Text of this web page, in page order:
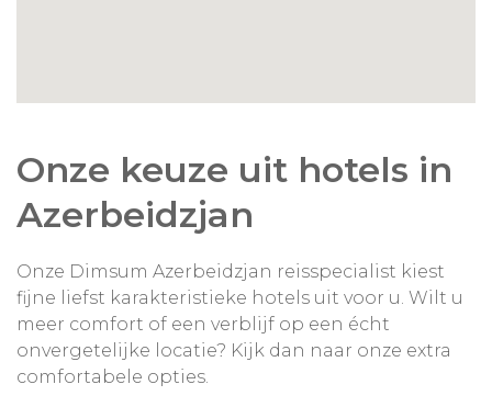
Onze keuze uit hotels in
Azerbeidzjan
Onze Dimsum Azerbeidzjan reisspecialist kiest
fijne liefst karakteristieke hotels uit voor u. Wilt u
meer comfort of een verblijf op een écht
onvergetelijke locatie? Kijk dan naar onze extra
comfortabele opties.